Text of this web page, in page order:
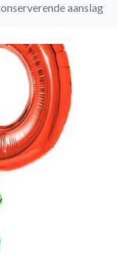
aanslag